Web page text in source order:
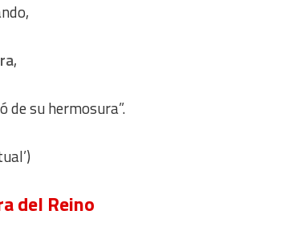
,
de su hermosura”.
del Reino